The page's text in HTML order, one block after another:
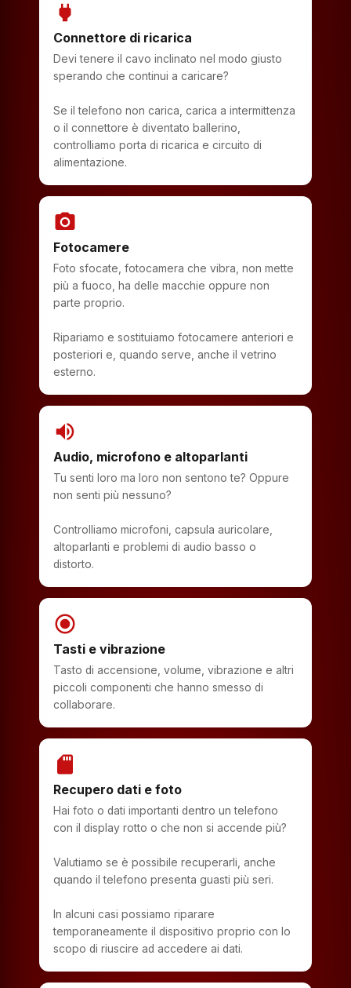
power
Connettore di ricarica
Devi tenere il cavo inclinato nel modo giusto
sperando che continui a caricare?
Se il telefono non carica, carica a intermittenza
o il connettore è diventato ballerino,
controlliamo porta di ricarica e circuito di
alimentazione.
photo_camera
Fotocamere
Foto sfocate, fotocamera che vibra, non mette
più a fuoco, ha delle macchie oppure non
parte proprio.
Ripariamo e sostituiamo fotocamere anteriori e
posteriori e, quando serve, anche il vetrino
esterno.
volume_up
Audio, microfono e altoparlanti
Tu senti loro ma loro non sentono te? Oppure
non senti più nessuno?
Controlliamo microfoni, capsula auricolare,
altoparlanti e problemi di audio basso o
distorto.
radio_button_checked
Tasti e vibrazione
Tasto di accensione, volume, vibrazione e altri
piccoli componenti che hanno smesso di
collaborare.
sd_storage
Recupero dati e foto
Hai foto o dati importanti dentro un telefono
con il display rotto o che non si accende più?
Valutiamo se è possibile recuperarli, anche
quando il telefono presenta guasti più seri.
In alcuni casi possiamo riparare
temporaneamente il dispositivo proprio con lo
scopo di riuscire ad accedere ai dati.